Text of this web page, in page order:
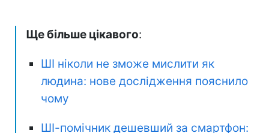
Ще більше цікавого:
ШІ ніколи не зможе мислити як
людина: нове дослідження пояснило
чому
ШІ-помічник дешевший за смартфон: